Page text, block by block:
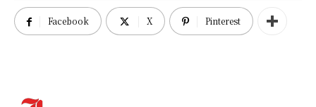
Facebook X Pinterest